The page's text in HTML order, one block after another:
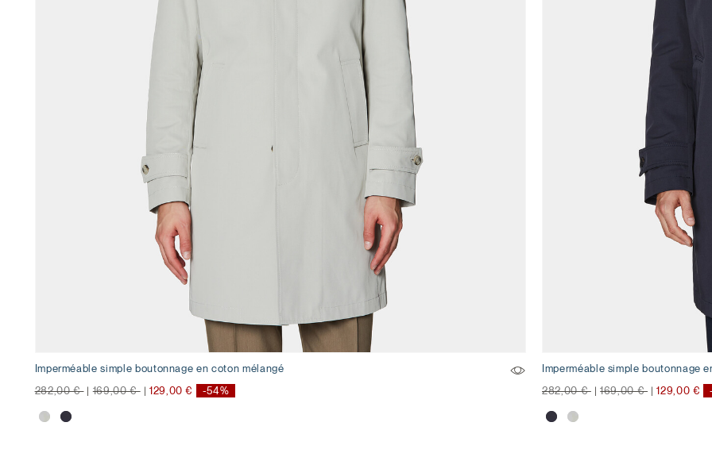
Imperméable simple boutonnage en coton mélangé
Prix réduit de
282,00 €à| Prix réduit de
169,00 €à| 129,00 € -54%
Imperméable simple boutonnage
Prix réduit de
282,00 €à| Prix réduit de
169,00 €à| 129,00 €